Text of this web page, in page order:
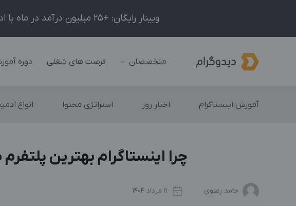
وبینار رایگان: +25 میلیون درآمد در ماه با ادمینیِ شبکه‌های اجتماعی داخلی و خارجی!
متخصصان فرصت های شغلی دوره
آموزش اینستاگرام اخبار روز استراتژی محتوا انواع
چرا اینستاگرام بهترین
حامد رضوی 11 مرداد 1404